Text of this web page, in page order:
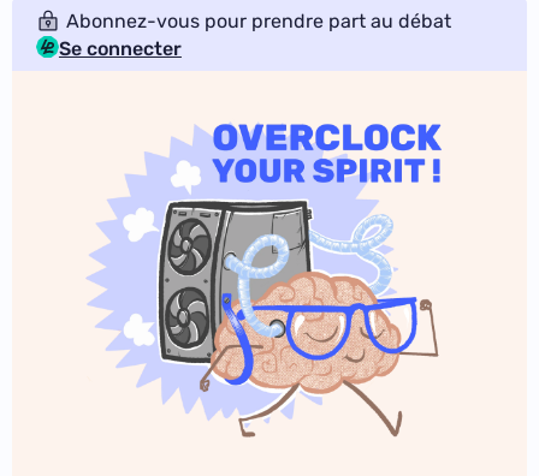
Abonnez-vous pour prendre part au débat
Se connecter